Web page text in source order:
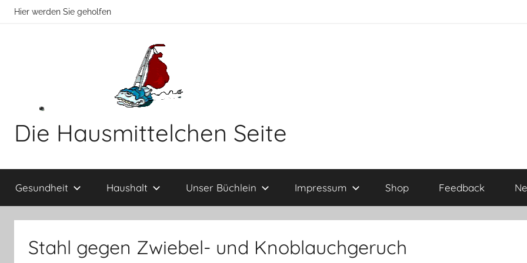
ZumHier werden Sie geholfen
Die Hausmittelchen Seite
werden
Sie
Gesundheit Haushalt Unser Büchlein Impressum Shop Feedback
Stahl gegen Zwiebel- und Knoblauchgeruch